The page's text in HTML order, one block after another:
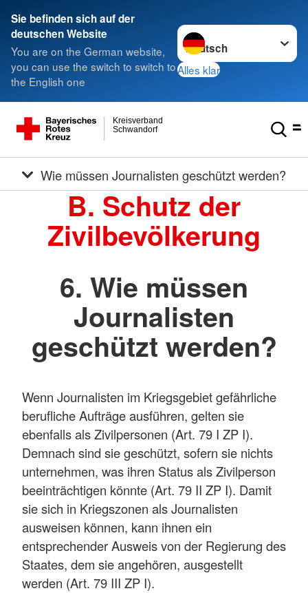
Sie befinden sich auf der
deutschen Website
You are on the German website,
you can use the switch to switch to
the English one
Sprache wechseln zu
Alles klar
Schwandorf
Kreisverband
Wie müssen Journalisten geschützt werden?
B. Schutz der
Zivilbevölkerung
6. Wie müssen
Journalisten
geschützt werden?
Wenn Journalisten im Kriegsgebiet gefährliche
berufliche Aufträge ausführen, gelten sie
ebenfalls als Zivilpersonen (Art. 79 I ZP I).
Demnach sind sie geschützt, sofern sie nichts
unternehmen, was ihren Status als Zivilperson
beeinträchtigen könnte (Art. 79 II ZP I). Damit
sie sich in Kriegszonen als Journalisten
ausweisen können, kann ihnen ein
entsprechender Ausweis von der Regierung des
Staates, dem sie angehören, ausgestellt
werden (Art. 79 III ZP I).